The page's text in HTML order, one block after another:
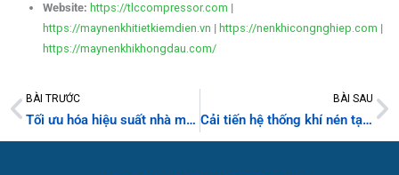
Website: https://tlccompressor.com |
https://maynenkhitietkiemdien.vn | https://nenkhicongnghiep.com |
https://maynenkhikhongdau.com/
Prev
BÀI TRƯỚC
Tối ưu hóa hiệu suất nhà máy thông minh cùng TLC Compressor tại Automation World Việt Nam 2025
BÀI SAU
Cải tiến hệ thống khí nén tại Gỗ Đức Thành